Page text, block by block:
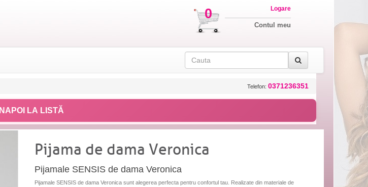
0 Logare
Contul meu
Telefon: 0371236351
ÎNAPOI LA LISTĂ
Pijama de dama Veronica
Pijamale SENSIS de dama Veronica
Pijamale SENSIS de dama Veronica sunt alegerea perfecta pentru confortul tau. Realizate din materiale de